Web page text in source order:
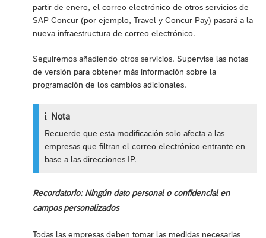
partir de enero, el correo electrónico de otros servicios de
SAP Concur (por ejemplo, Travel y Concur Pay) pasará a la
nueva infraestructura de correo electrónico.
Seguiremos añadiendo otros servicios. Supervise las notas
de versión para obtener más información sobre la
programación de los cambios adicionales.
Nota
Recuerde que esta modificación solo afecta a las
empresas que filtran el correo electrónico entrante en
base a las direcciones IP.
Recordatorio: Ningún dato personal o confidencial en
campos personalizados
Todas las empresas deben tomar las medidas necesarias